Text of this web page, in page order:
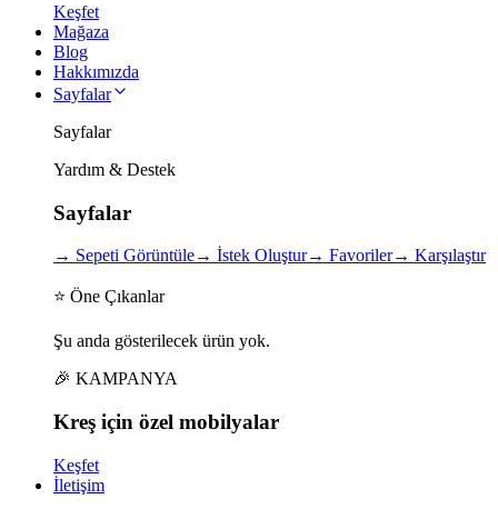
Keşfet
Mağaza
Blog
Hakkımızda
Sayfalar
Sayfalar
Yardım & Destek
Sayfalar
→ Sepeti Görüntüle→ İstek Oluştur→ Favoriler→ Karşılaştır
⭐ Öne Çıkanlar
Şu anda gösterilecek ürün yok.
🎉 KAMPANYA
Kreş için özel mobilyalar
Keşfet
İletişim